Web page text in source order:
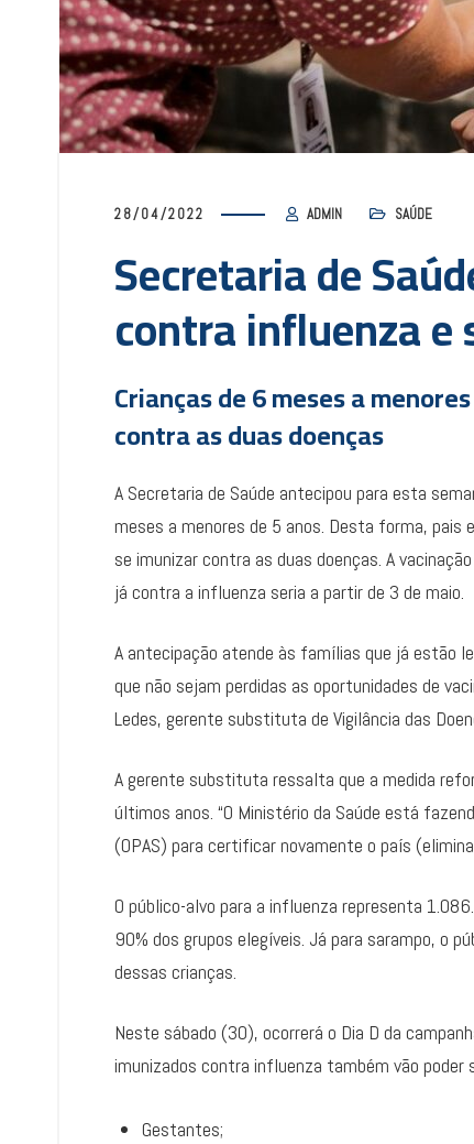
28/04/2022 ADMIN SAÚDE
Secretaria de
contra influenza e
Crianças de 6 meses a
contra as duas doenças
A Secretaria de Saúde antecipou para esta
meses a menores de 5 anos. Desta forma,
se imunizar contra as duas doenças. A
já contra a influenza seria a partir de 3 de maio.
A antecipação atende às famílias que já estão
que não sejam perdidas as oportunidades de
Ledes, gerente substituta de Vigilância das
A gerente substituta ressalta que a medida
últimos anos. “O Ministério da Saúde está
(OPAS) para certificar novamente o país
O público-alvo para a influenza representa
90% dos grupos elegíveis. Já para sarampo, o
dessas crianças.
Neste sábado (30), ocorrerá o Dia D da
imunizados contra influenza também vão poder
Gestantes;